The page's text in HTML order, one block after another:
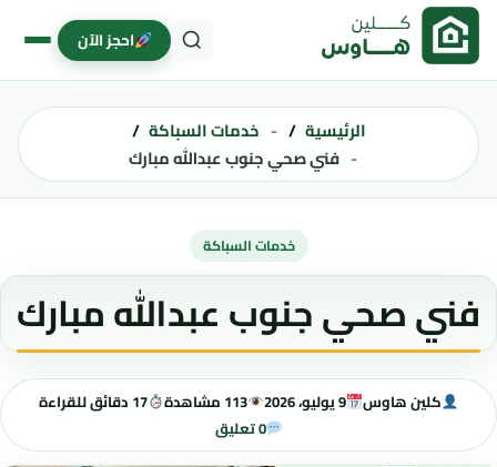
تخطى إلى المحتوى
احجز الآن
الرئيسية
خدمات السباكة
فني صحي جنوب عبدالله مبارك
خدمات السباكة
فني صحي جنوب عبدالله مبارك
كلين هاوس 9 يوليو، 2026 113 مشاهدة
17 دقائق للقراءة
0 تعليق